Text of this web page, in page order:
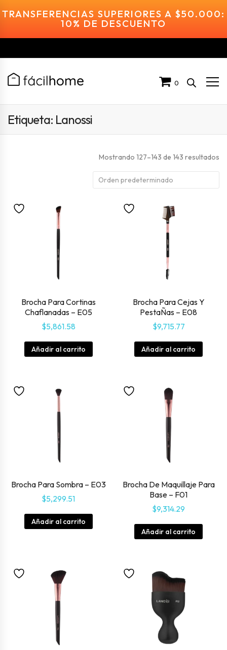
TRANSFERENCIAS SUPERIORES A $50.000:
10% DE DESCUENTO
0
Etiqueta: Lanossi
Mostrando 127–143 de 143 resultados
Brocha Para Cortinas
Chaflanadas – E05
$5,861.58
Añadir al carrito
Brocha Para Cejas Y
PestaÑas – E08
$9,715.77
Añadir al carrito
Brocha Para Sombra – E03
$5,299.51
Añadir al carrito
Brocha De Maquillaje Para
Base – F01
$9,314.29
Añadir al carrito